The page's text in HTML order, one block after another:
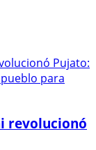
revolucionó